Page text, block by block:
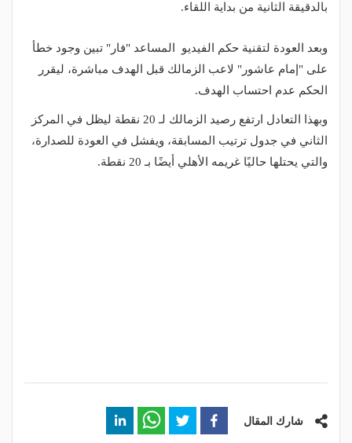
بالدقيقة الثانية من بداية اللقاء.
وبعد العودة لتقنية حكم الفيديو المساعد "فار" تبين وجود خطأ
على "إمام عاشور" لاعب الزمالك قبل الهدف مباشرة، ليقرر
الحكم عدم احتساب الهدف.
وبهذا التعادل ارتفع رصيد الزمالك لـ 20 نقطة ليظل في المركز
الثاني في جدول ترتيب المسابقة، ويفشل في العودة للصدارة،
والتي يحتلها حاليًا غريمه الأهلي أيضًا بـ 20 نقطة.
شارك المقال